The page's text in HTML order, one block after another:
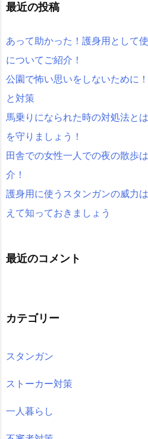
最近の投稿
あって助かった！護身用として
についてご紹介！
公園で怖い思いをしないために
と対策
馬乗りになられた時の対処法と
を守りましょう！
田舎での女性一人での夜の散歩
介！
護身用に使うスタンガンの威力
えて知っておきましょう
最近のコメント
カテゴリー
スタンガン
ストーカー対策
一人暮らし